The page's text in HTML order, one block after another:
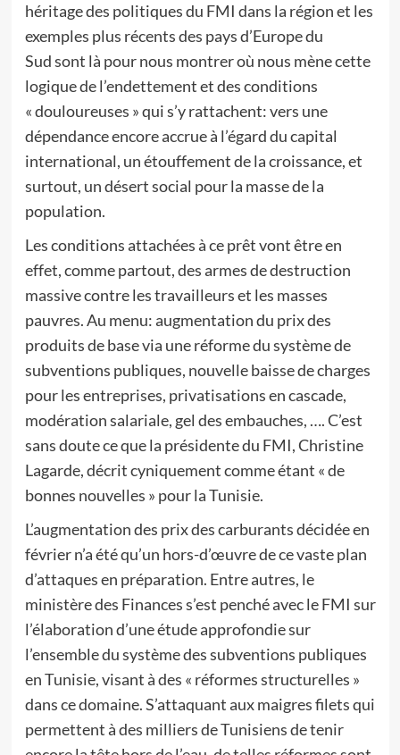
héritage des politiques du FMI dans la région et les
exemples plus récents des pays d’Europe du
Sud sont là pour nous montrer où nous mène cette
logique de l’endettement et des conditions
« douloureuses » qui s’y rattachent: vers une
dépendance encore accrue à l’égard du capital
international, un étouffement de la croissance, et
surtout, un désert social pour la masse de la
population.
Les conditions attachées à ce prêt vont être en
effet, comme partout, des armes de destruction
massive contre les travailleurs et les masses
pauvres. Au menu: augmentation du prix des
produits de base via une réforme du système de
subventions publiques, nouvelle baisse de charges
pour les entreprises, privatisations en cascade,
modération salariale, gel des embauches, …. C’est
sans doute ce que la présidente du FMI, Christine
Lagarde, décrit cyniquement comme étant « de
bonnes nouvelles » pour la Tunisie.
L’augmentation des prix des carburants décidée en
février n’a été qu’un hors-d’œuvre de ce vaste plan
d’attaques en préparation. Entre autres, le
ministère des Finances s’est penché avec le FMI sur
l’élaboration d’une étude approfondie sur
l’ensemble du système des subventions publiques
en Tunisie, visant à des « réformes structurelles »
dans ce domaine. S’attaquant aux maigres filets qui
permettent à des milliers de Tunisiens de tenir